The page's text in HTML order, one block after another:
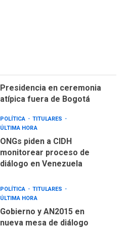
Presidencia en ceremonia
atípica fuera de Bogotá
POLÍTICA
TITULARES
ÚLTIMA HORA
ONGs piden a CIDH
monitorear proceso de
diálogo en Venezuela
POLÍTICA
TITULARES
ÚLTIMA HORA
Gobierno y AN2015 en
nueva mesa de diálogo